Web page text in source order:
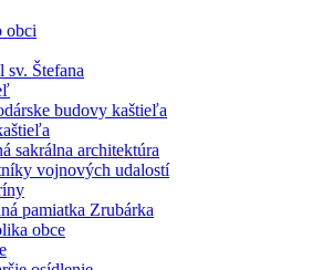
obci
sv. Štefana
budovy kaštieľa
sakrálna architektúra
vojnových udalostí
pamiatka Zrubárka
obce